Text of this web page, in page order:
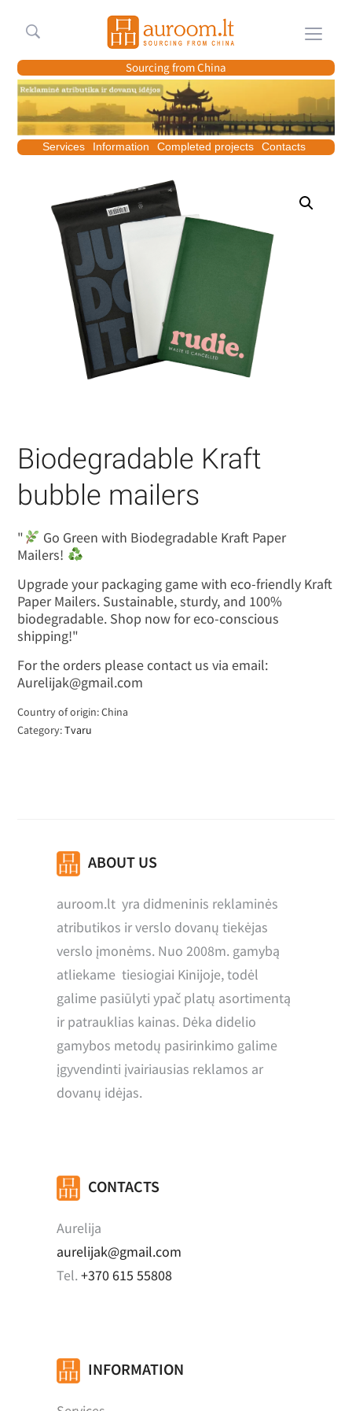
Meniu
Sourcing from China
Services Information Completed projects Contacts
Biodegradable Kraft
bubble mailers
"
Go Green with Biodegradable Kraft Paper
Mailers!
Upgrade your packaging game with eco-friendly Kraft
Paper Mailers. Sustainable, sturdy, and 100%
biodegradable. Shop now for eco-conscious
shipping!"
For the orders please contact us via email:
Aurelijak@gmail.com
Country of origin: China
Category:Tvaru
ABOUT US
auroom.lt yra didmeninis reklaminės
atributikos ir verslo dovanų tiekėjas
verslo įmonėms. Nuo 2008m. gamybą
atliekame tiesiogiai Kinijoje, todėl
galime pasiūlyti ypač platų asortimentą
ir patrauklias kainas. Dėka didelio
gamybos metodų pasirinkimo galime
įgyvendinti įvairiausias reklamos ar
dovanų idėjas.
CONTACTS
Aurelija
aurelijak@gmail.com
Tel.+370 615 55808
INFORMATION